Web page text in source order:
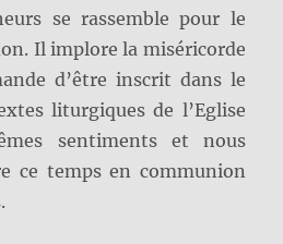
se rassemble pour le
Il implore la miséricorde
d’être inscrit dans le
liturgiques de l’Eglise
sentiments et nous
ce temps en communion